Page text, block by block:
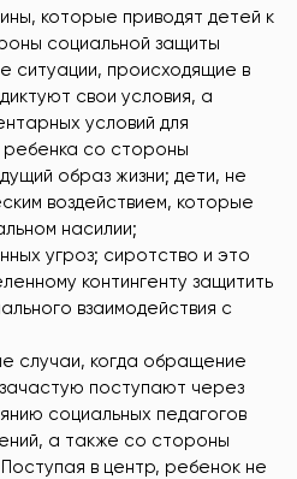
которые приводят детей к
социальной защиты
ситуации, происходящие в
свои условия, а
условий для
ребенка со стороны
образ жизни; дети, не
воздействием, которые
насилии;
угроз; сиротство и это
контингенту защитить
взаимодействия с
случаи, когда обращение
поступают через
социальных педагогов
а также со стороны
в центр, ребенок не